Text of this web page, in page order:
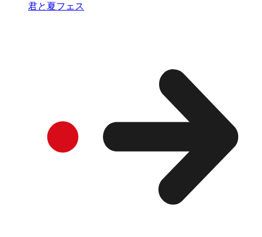
君と夏フェス